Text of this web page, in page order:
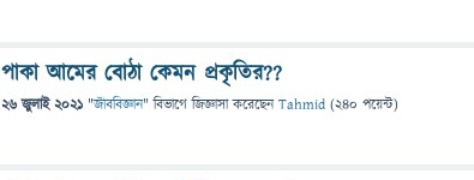
পাকা আমের বোঠা কেমন প্রকৃতির??
26 জুলাই 2021 "জীববিজ্ঞান" বিভাগে জিজ্ঞাসাকরেছেনTahmid (240 পয়েন্ট)